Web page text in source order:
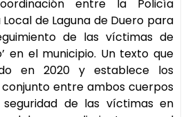
entre la Policía
de Laguna de Duero para
de las víctimas de
en el municipio. Un texto que
en 2020 y establece los
entre ambos cuerpos
de las víctimas en